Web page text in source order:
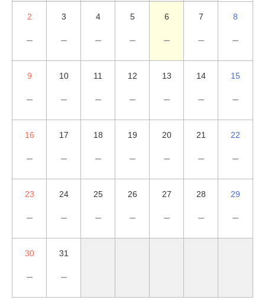
2
－
3
－
4
－
5
－
6
－
7
－
8
－
9
－
10
－
11
－
12
－
13
－
14
－
15
－
16
－
17
－
18
－
19
－
20
－
21
－
22
－
23
－
24
－
25
－
26
－
27
－
28
－
29
－
30
－
31
－